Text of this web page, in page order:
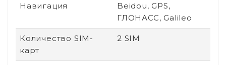
Навигация
Beidou, GPS,
ГЛОНАСС, Galileo
Количество SIM-
карт
2 SIM